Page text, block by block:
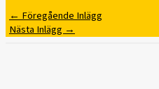
←Föregående Inlägg
Nästa Inlägg→